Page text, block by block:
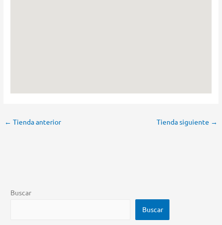
← Tienda anterior Tienda siguiente →
Buscar
Buscar